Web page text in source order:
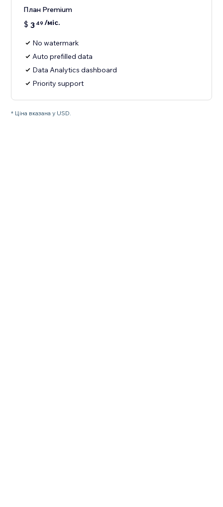
План Premium
$ 3 49 /міс.
No watermark
Auto prefilled data
Data Analytics dashboard
Priority support
* Ціна вказана у USD.